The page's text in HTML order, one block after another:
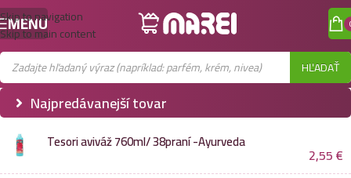
Skip to navigation
Skip to main content
MENU
HĽADAŤ
Najpredávanejší tovar
Tesori aviváž 760ml/ 38praní -Ayurveda
2,55€